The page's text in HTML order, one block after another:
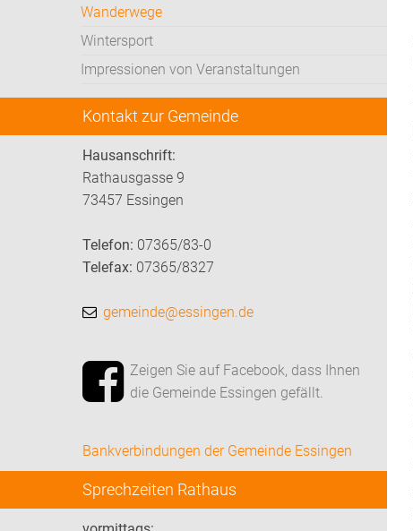
Wanderwege
Wintersport
Impressionen von Veranstaltungen
Kontakt zur Gemeinde
Hausanschrift:
Rathausgasse 9
73457 Essingen
Telefon: 07365/83-0
Telefax: 07365/8327
gemeinde@essingen.de
Zeigen Sie auf Facebook, dass Ihnen
die Gemeinde Essingen gefällt.
Bankverbindungen der Gemeinde Essingen
Sprechzeiten Rathaus